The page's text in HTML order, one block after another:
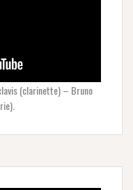
(clarinette) – Bruno